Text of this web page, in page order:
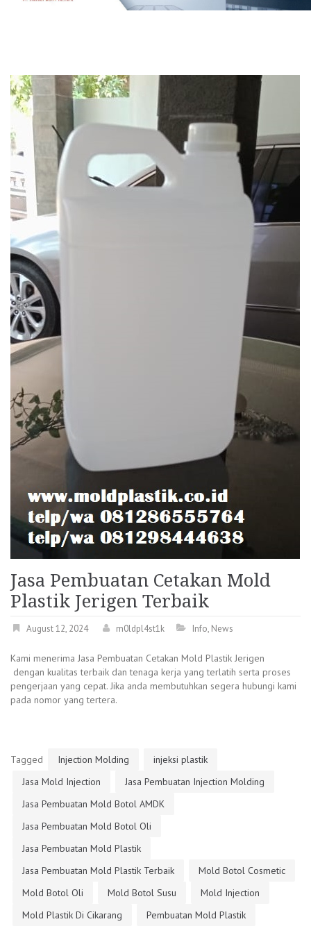
Jasa Pembuatan Cetakan Mold
Plastik Jerigen Terbaik
August 12, 2024 m0ldpl4st1k Info, News
Kami menerima Jasa Pembuatan Cetakan Mold Plastik Jerigen
dengan kualitas terbaik dan tenaga kerja yang terlatih serta proses
pengerjaan yang cepat. Jika anda membutuhkan segera hubungi kami
pada nomor yang tertera.
Tagged Injection Molding
injeksi plastik
Jasa Mold Injection
Jasa Pembuatan Injection Molding
Jasa Pembuatan Mold Botol AMDK
Jasa Pembuatan Mold Botol Oli
Jasa Pembuatan Mold Plastik
Jasa Pembuatan Mold Plastik Terbaik
Mold Botol Cosmetic
Mold Botol Oli
Mold Botol Susu
Mold Injection
Mold Plastik Di Cikarang
Pembuatan Mold Plastik